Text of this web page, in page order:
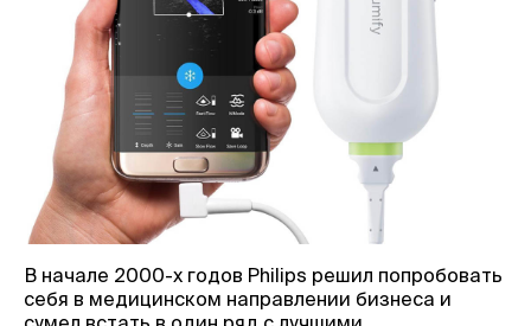
В начале 2000-х годов Philips решил попробовать
себя в медицинском направлении бизнеса и